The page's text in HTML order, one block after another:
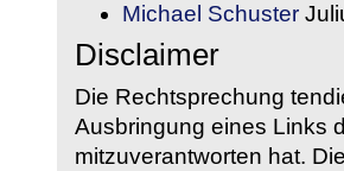
Michael Schuster
Disclaimer
Die Rechtsprechung
Ausbringung eines Links
mitzuverantworten hat.